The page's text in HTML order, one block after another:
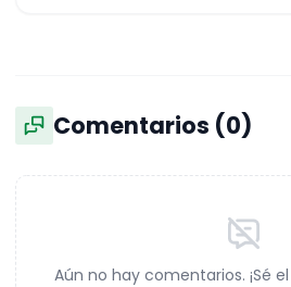
Comentarios (0)
Aún no hay comentarios. ¡Sé